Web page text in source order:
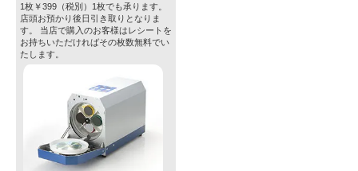
1枚￥399（税別）1枚でも承ります。
店頭お預かり後日引き取りとなりま
す。 当店で購入のお客様はレシートを
お持ちいただければその枚数無料でい
たします。